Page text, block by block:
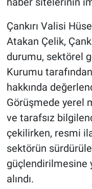
Çankırı Valisi
Atakan Çelik,
durumu, sektörel
Kurumu
hakkında
Görüşmede yerel
ve tarafsız
çekilirken, resmi
sektörün
güçlendirilmesine
alındı.